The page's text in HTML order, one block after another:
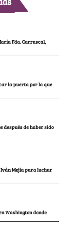
Fda. Carrascal,
la puerta por la que
después de haber sido
Mejía para luchar
Washington donde